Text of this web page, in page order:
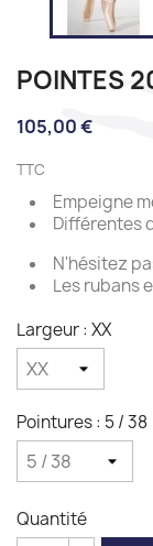
POINTES
105,00 €
TTC
Empeigne
Différentes
N'hésitez
Les rubans
Largeur : XX
Pointures : 5 / 38
Quantité